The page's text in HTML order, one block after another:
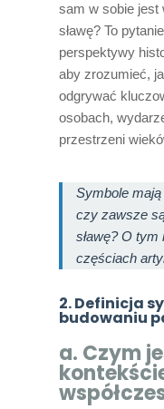
sam w sobie jest
sławę? To
perspektywy
aby zrozumieć,
odgrywać
osobach,
przestrzeni
Symbole
czy zawsze
sławę? O
częściach
2. Definicja
budowaniu
a. Czym